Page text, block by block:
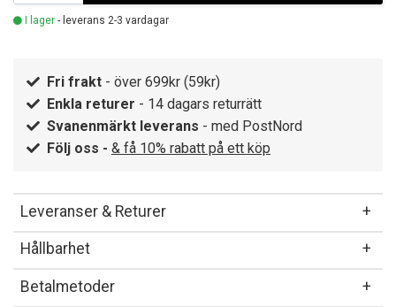
I lager - leverans 2-3 vardagar
Fri frakt - över 699kr (59kr)
Enkla returer - 14 dagars returrätt
Svanenmärkt leverans - med PostNord
Följ oss - & få 10% rabatt på ett köp
Leveranser & Returer
Hållbarhet
Betalmetoder